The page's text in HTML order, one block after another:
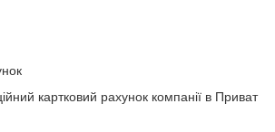
картковий рахунок компанії в Приват